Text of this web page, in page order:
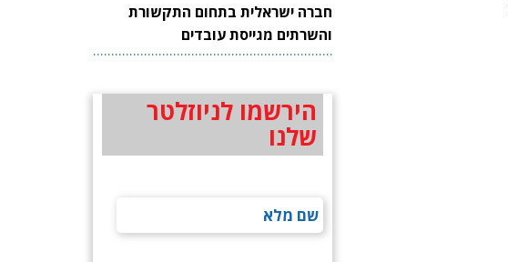
חברה ישראלית בתחום התקשורת
והשרתים מגייסת עובדים
הירשמו לניוזלטר
שלנו